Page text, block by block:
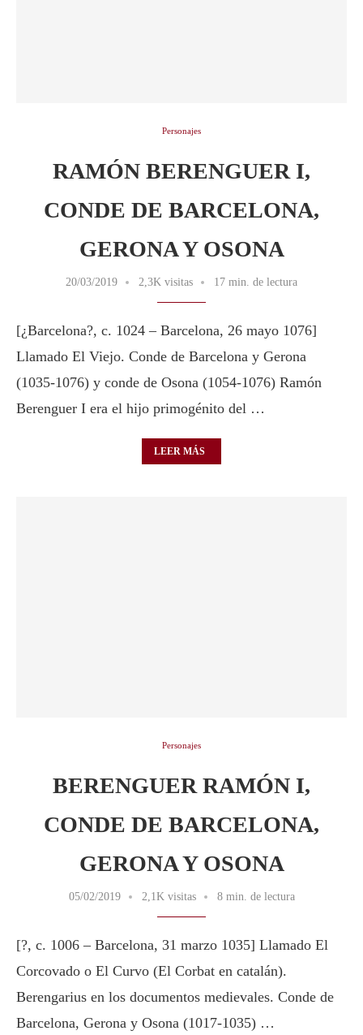
Personajes
RAMÓN BERENGUER I,
CONDE DE BARCELONA,
GERONA Y OSONA
20/03/2019 2,3K visitas 17 min. de lectura
[¿Barcelona?, c. 1024 – Barcelona, 26 mayo 1076]
Llamado El Viejo. Conde de Barcelona y Gerona
(1035-1076) y conde de Osona (1054-1076) Ramón
Berenguer I era el hijo primogénito del …
LEER MÁS
Personajes
BERENGUER RAMÓN I,
CONDE DE BARCELONA,
GERONA Y OSONA
05/02/2019 2,1K visitas 8 min. de lectura
[?, c. 1006 – Barcelona, 31 marzo 1035] Llamado El
Corcovado o El Curvo (El Corbat en catalán).
Berengarius en los documentos medievales. Conde de
Barcelona, Gerona y Osona (1017-1035) …